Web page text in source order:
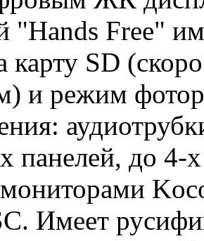
"Hands Free"
карту SD
и режим
панелей, до 4-
Имеет